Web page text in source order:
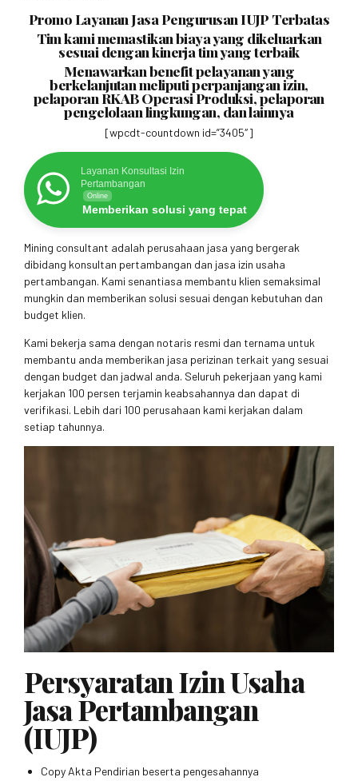
Promo Layanan Jasa Pengurusan IUJP Terbatas
Tim kami memastikan biaya yang dikeluarkan
sesuai dengan kinerja tim yang terbaik
Menawarkan benefit pelayanan yang
berkelanjutan meliputi perpanjangan izin,
pelaporan RKAB Operasi Produksi, pelaporan
pengelolaan lingkungan, dan lainnya
[wpcdt-countdown id=”3405″]
Layanan Konsultasi Izin
Pertambangan
Online
Memberikan solusi yang tepat
Mining consultant adalah perusahaan jasa yang bergerak
dibidang konsultan pertambangan dan jasa izin usaha
pertambangan. Kami senantiasa membantu klien semaksimal
mungkin dan memberikan solusi sesuai dengan kebutuhan dan
budget klien.
Kami bekerja sama dengan notaris resmi dan ternama untuk
membantu anda memberikan jasa perizinan terkait yang sesuai
dengan budget dan jadwal anda. Seluruh pekerjaan yang kami
kerjakan 100 persen terjamin keabsahannya dan dapat di
verifikasi. Lebih dari 100 perusahaan kami kerjakan dalam
setiap tahunnya.
Persyaratan Izin Usaha
Jasa Pertambangan
(IUJP)
Copy Akta Pendirian beserta pengesahannya